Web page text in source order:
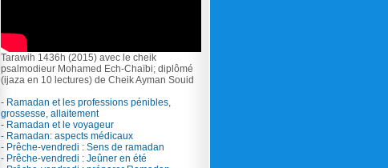
Tarawih 1436h (2015) avec le cheik
psalmodieur Mohamed Ech-Chaïbi; diplômé
(ijaza en 10 lectures) de Cheik Ayman Souid
- Ramadan et les professions pénibles,
grossesse, allaitement
- Ramadan et le voyageur
- Ramadan: aspects médicaux
- Prêche-vendredi : Sens de ramadan
- Prêche-vendredi : Jeûner en été